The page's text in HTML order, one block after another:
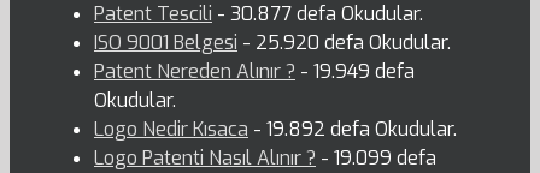
Patent Tescili - 30.877 defa Okudular.
ISO 9001 Belgesi - 25.920 defa Okudular.
Patent Nereden Alınır ? - 19.949 defa
Okudular.
Logo Nedir Kısaca - 19.892 defa Okudular.
Logo Patenti Nasıl Alınır ? - 19.099 defa